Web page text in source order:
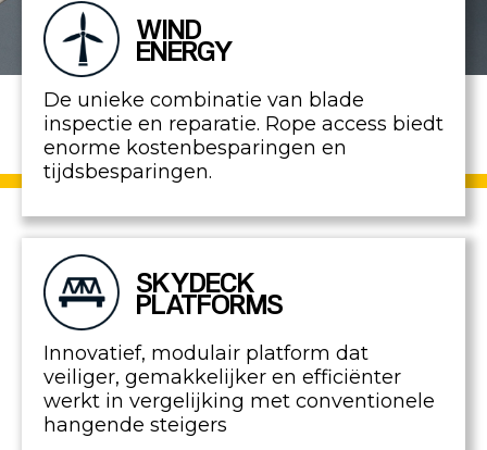
WIND
ENERGY
De unieke combinatie van blade
inspectie en reparatie. Rope access biedt
enorme kostenbesparingen en
tijdsbesparingen.
SKYDECK
PLATFORMS
Innovatief, modulair platform dat
veiliger, gemakkelijker en efficiënter
werkt in vergelijking met conventionele
hangende steigers